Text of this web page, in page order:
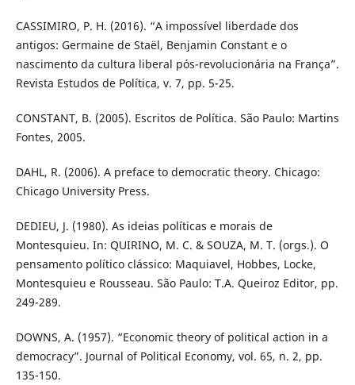
CASSIMIRO, P. H. (2016). “A impossível liberdade dos
antigos: Germaine de Staël, Benjamin Constant e o
nascimento da cultura liberal pós-revolucionária na França”.
Revista Estudos de Política, v. 7, pp. 5-25.
CONSTANT, B. (2005). Escritos de Política. São Paulo: Martins
Fontes, 2005.
DAHL, R. (2006). A preface to democratic theory. Chicago:
Chicago University Press.
DEDIEU, J. (1980). As ideias políticas e morais de
Montesquieu. In: QUIRINO, M. C. & SOUZA, M. T. (orgs.). O
pensamento político clássico: Maquiavel, Hobbes, Locke,
Montesquieu e Rousseau. São Paulo: T.A. Queiroz Editor, pp.
249-289.
DOWNS, A. (1957). “Economic theory of political action in a
democracy”. Journal of Political Economy, vol. 65, n. 2, pp.
135-150.